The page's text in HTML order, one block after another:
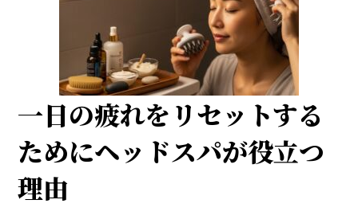
一日の疲れをリセットする
ためにヘッドスパが役立つ
理由